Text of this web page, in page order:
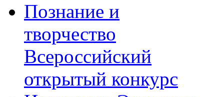
Познание и
творчество
Всероссийский
открытый конкурс